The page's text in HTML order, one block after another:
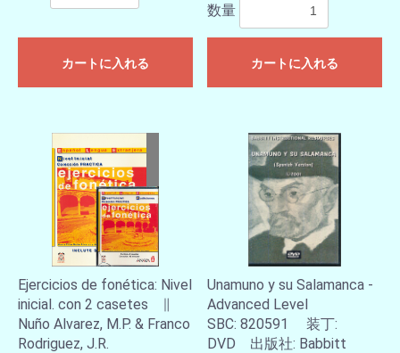
カートに入れる
数量
カートに入れる
Ejercicios de fonética: Nivel
inicial. con 2 casetes ∥
Nuño Alvarez, M.P. & Franco
Rodriguez, J.R.
Unamuno y su Salamanca -
Advanced Level
SBC: 820591 装丁:
DVD 出版社: Babbitt